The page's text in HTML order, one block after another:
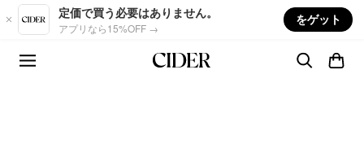
Skip to main content
定価で買う必要はありません。
アプリなら15%OFF →
をゲット